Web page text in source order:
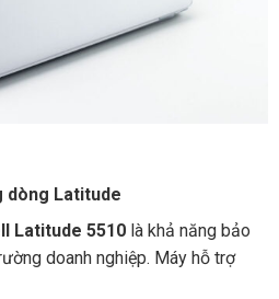
dòng Latitude
Latitude 5510là khả năng bảo
doanh nghiệp. Máy hỗ trợ